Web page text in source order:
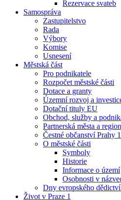
Rezervace svateb
Samospráva
Zastupitelstvo
Rada
Výbory
Komise
Usnesení
Městská část
Pro podnikatele
Rozpočet městské části
Dotace a granty
Územní rozvoj a
Dotační tituly EU
Obchod, služby a
Partnerská města a
Čestné občanství Prahy
O městské části
Symboly
Historie
Informace o území
Osobnosti v
Dny evropského
Život v Praze 1